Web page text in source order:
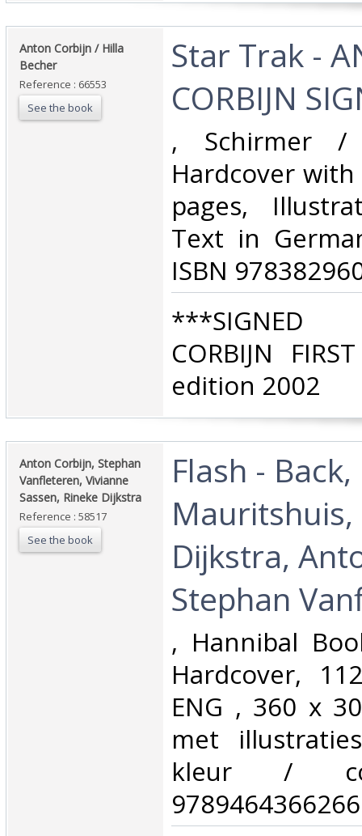
‎Anton Corbijn / Hilla
Becher‎
Reference : 66553
See the book
‎Star Trak -
CORBIJN
‎, Schirmer /
Hardcover
pages,
Text in
ISBN
‎***SIGNED
CORBIJN
edition 2002‎
‎Anton Corbijn, Stephan
Vanfleteren, Vivianne
Sassen, Rineke Dijkstra‎
Reference : 58517
See the book
‎Flash - Back,
Mauritshuis,
Dijkstra,
Stephan
‎, Hannibal
Hardcover,
ENG , 360 x
met
kleur /